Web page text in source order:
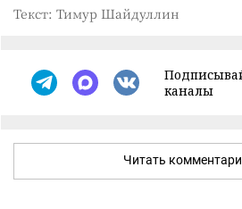
Текст: Тимур Шайдуллин
каналы
Читать